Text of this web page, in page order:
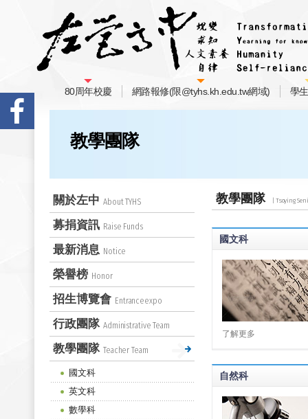
80周年校慶 網路報修(限@tyhs.kh.edu.tw網域) 學
教學團隊
教學團隊
國文科
了解更多
自然科
關於左中 About TYHS
募捐資訊 Raise Funds
最新消息 Notice
榮譽榜 Honor
招生博覽會 Entranceexpo
行政團隊 Administrative Team
教學團隊 Teacher Team
國文科
英文科
數學科